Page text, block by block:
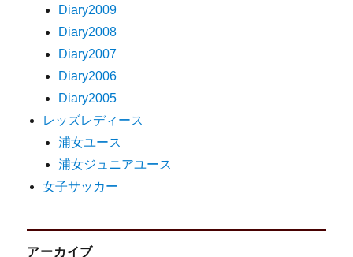
Diary2009
Diary2008
Diary2007
Diary2006
Diary2005
レッズレディース
浦女ユース
浦女ジュニアユース
女子サッカー
アーカイブ